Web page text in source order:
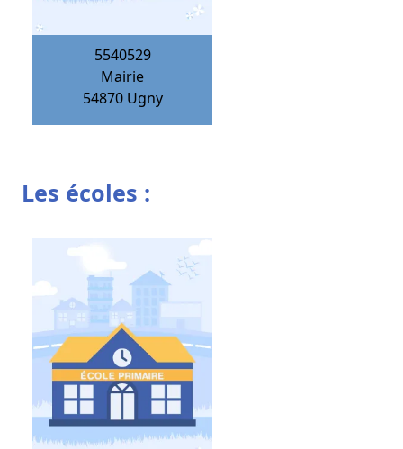
5540529
Mairie
54870 Ugny
Les écoles :